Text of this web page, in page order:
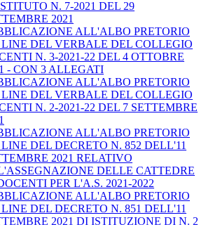
N. 7-2021 DEL 29
2021
ALL'ALBO PRETORIO
DEL VERBALE DEL COLLEGIO
N. 3-2021-22 DEL 4 OTTOBRE
- CON 3 ALLEGATI
ALL'ALBO PRETORIO
DEL VERBALE DEL COLLEGIO
N. 2-2021-22 DEL 7 SETTEMBRE
ALL'ALBO PRETORIO
DEL DECRETO N. 852 DELL'11
2021 RELATIVO
DELLE CATTEDRE
PER L'A.S. 2021-2022
ALL'ALBO PRETORIO
DEL DECRETO N. 851 DELL'11
2021 DI ISTITUZIONE DI N. 2